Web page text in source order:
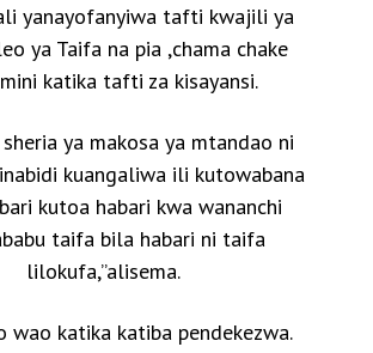
yanayofanyiwa tafti kwajili ya
ya Taifa na pia ,chama chake
katika tafti za kisayansi.
ya makosa ya mtandao ni
kuangaliwa ili kutowabana
kutoa habari kwa wananchi
taifa bila habari ni taifa
lilokufa,”alisema.
wao katika katiba pendekezwa.